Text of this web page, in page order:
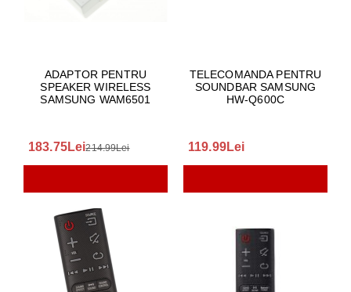
ADAPTOR PENTRU
SPEAKER WIRELESS
SAMSUNG WAM6501
183.75Lei214.99Lei
TELECOMANDA PENTRU
SOUNDBAR SAMSUNG
HW-Q600C
119.99Lei